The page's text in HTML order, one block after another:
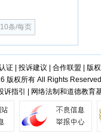
条/每页
证| 投诉建议 合作联盟 版
版权所有 All Rights
诉指引 | 网络法制和道德教育